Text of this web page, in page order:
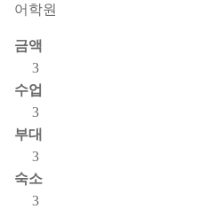
어학원
금액
3
수업
3
부대
3
숙소
3